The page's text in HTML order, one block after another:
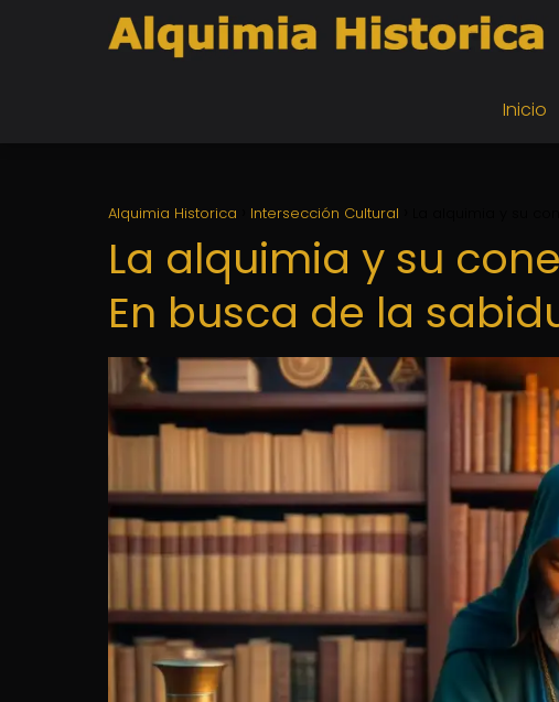
Inicio
Alquimia Historica Intersección Cultural
La alquimia y su
En busca de la